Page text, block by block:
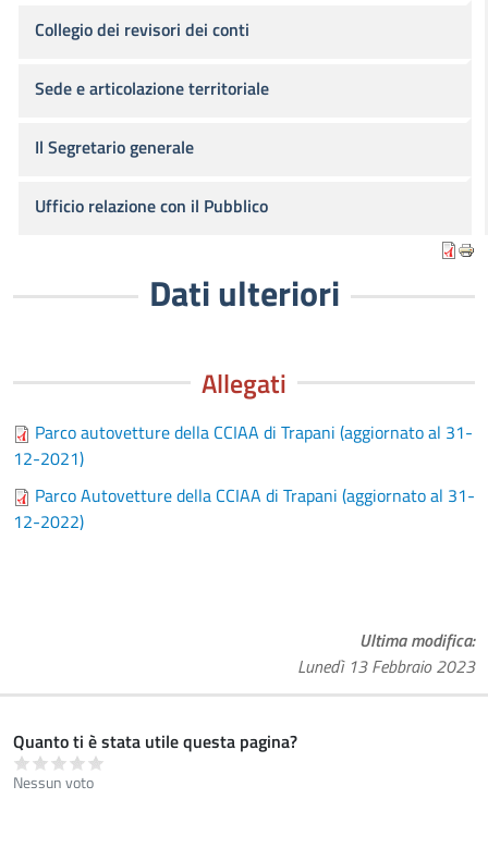
Dati ulteriori
Allegati
Parco autovetture della CCIAA di Trapani (aggiornato al 31-
12-2021)
Parco Autovetture della CCIAA di Trapani (aggiornato al 31-
12-2022)
Ultima modifica
Lunedì 13 Febbraio 2023
Quanto ti è stata utile questa pagina?
Nessun voto
Collegio dei revisori dei conti
Sede e articolazione territoriale
Il Segretario generale
Ufficio relazione con il Pubblico